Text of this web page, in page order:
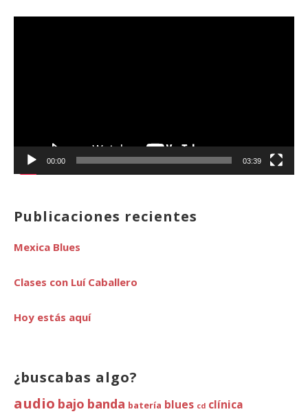
00:00 03:39
Publicaciones recientes
Mexica Blues
Clases con Luí Caballero
Hoy estás aquí
¿buscabas algo?
audio bajo banda batería blues cd clínica